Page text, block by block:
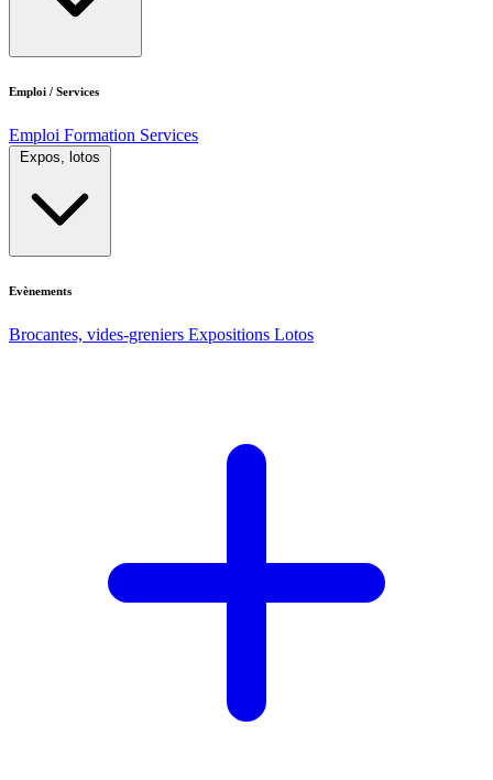
Emploi / Services
Emploi Formation Services
Expos, lotos
Evènements
Brocantes, vides-greniers Expositions Lotos